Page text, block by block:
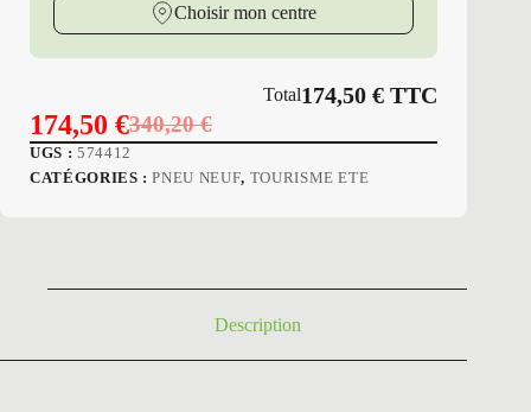
4SEA
GEN-
Choisir mon centre
Total174,50€ TTC
340,20€
Le
prix
174,50 €
Le
prix
UGS : 574412
CATÉGORIES :PNEU NEUF, TOURISME ETE
Description